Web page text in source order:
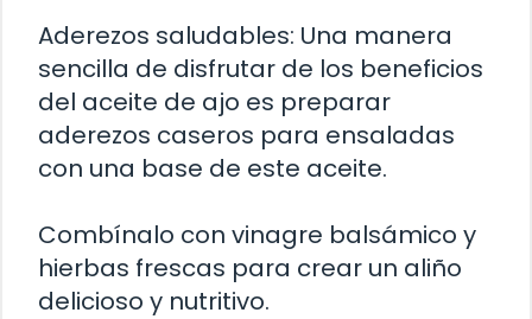
Aderezos saludables: Una manera
sencilla de disfrutar de los beneficios
del aceite de ajo es preparar
aderezos caseros para ensaladas
con una base de este aceite.
Combínalo con vinagre balsámico y
hierbas frescas para crear un aliño
delicioso y nutritivo.